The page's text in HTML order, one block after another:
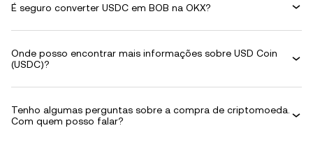
É seguro converter USDC em BOB na OKX?
Onde posso encontrar mais informações sobre USD Coin
(USDC)?
Tenho algumas perguntas sobre a compra de criptomoeda.
Com quem posso falar?